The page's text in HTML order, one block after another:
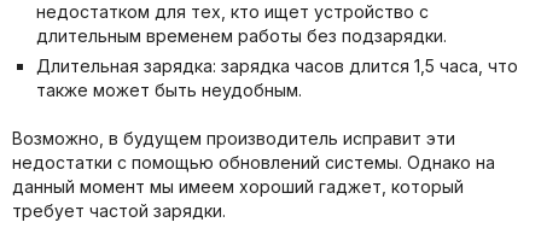
недостатком для тех, кто ищет устройство с
длительным временем работы без подзарядки.
Длительная зарядка: зарядка часов длится 1,5 часа, что
также может быть неудобным.
Возможно, в будущем производитель исправит эти
недостатки с помощью обновлений системы. Однако на
данный момент мы имеем хороший гаджет, который
требует частой зарядки.